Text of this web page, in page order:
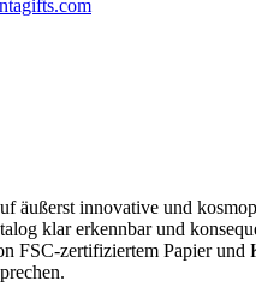
äußerst innovative und
klar erkennbar und
FSC-zertifiziertem Papier